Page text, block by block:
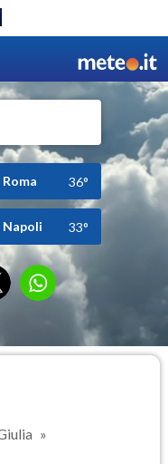
Roma 36°
Napoli 33°